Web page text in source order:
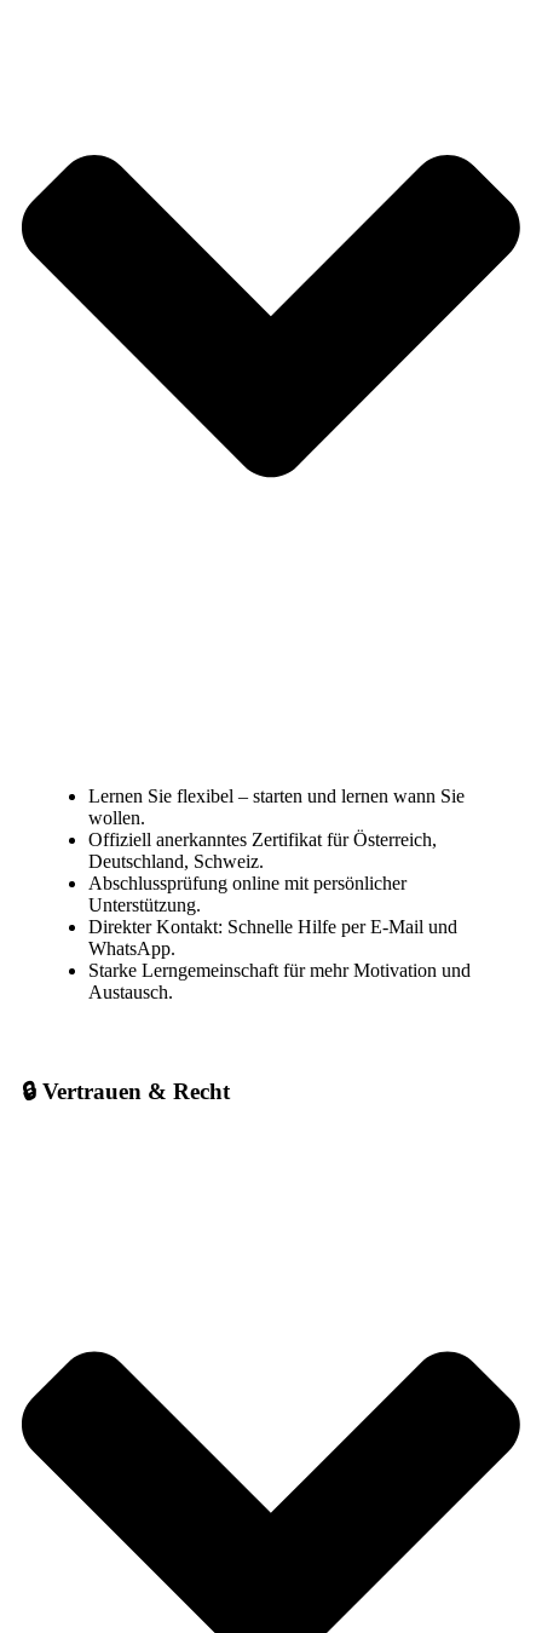
Lernen Sie flexibel – starten und lernen wann Sie
wollen.
Offiziell anerkanntes Zertifikat für Österreich,
Deutschland, Schweiz.
Abschlussprüfung online mit persönlicher
Unterstützung.
Direkter Kontakt: Schnelle Hilfe per E-Mail und
WhatsApp.
Starke Lerngemeinschaft für mehr Motivation und
Austausch.
🔒 Vertrauen & Recht